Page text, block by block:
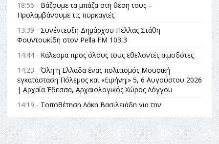
18:56 - Βάζουμε τα μπάζα στη θέση τους –
Προλαμβάνουμε τις πυρκαγιές
13:39 - Συνέντευξη Δημάρχου Πέλλας Στάθη
Φουντουκίδη στον Pella FM 103,3
14:44 - Κάλεσμα προς όλους τους εθελοντές αιμοδότες
14:23 - Όλη η Ελλάδα ένας πολιτισμός Μουσική
εγκατάσταση Πόλεμος και «Ειρήνη;» 5, 6 Αυγούστου 2026
| Αρχαία Έδεσσα, Αρχαιολογικός Χώρος Λόγγου
14:19 - Τοποθέτηση Λάκη Βασιλειάδη για την
Αναθεώρηση του Συντάγματος: «Σε τέτοιες κορυφαίες
θεσμικές διαδικασίες υπάρχει μόνο η ευθύνη απέναντι
στις επόμενες γενιές»